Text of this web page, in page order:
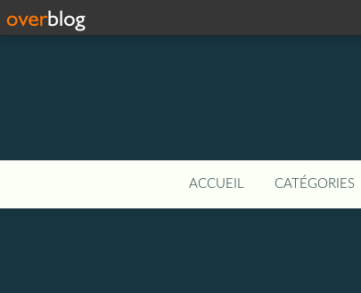
ACCUEIL CATÉGORIES